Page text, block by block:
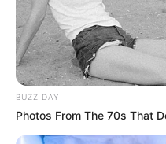
Xəbər xoşunuza gəldi?
BUZZ DAY
Photos From The 70s That